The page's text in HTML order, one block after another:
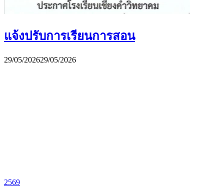
แจ้งปรับการเรียนการสอน
29/05/202629/05/2026
2569